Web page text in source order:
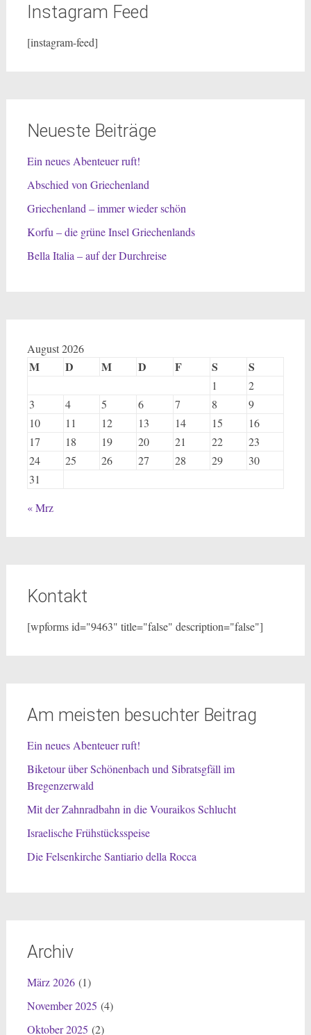
Instagram Feed
[instagram-feed]
Neueste Beiträge
Ein neues Abenteuer ruft!
Abschied von Griechenland
Griechenland – immer wieder schön
Korfu – die grüne Insel Griechenlands
Bella Italia – auf der Durchreise
August 2026
M D M D F S S
1
2
3
4 5 6 7 8
9
10
11 12 13 14 15
16
17
18 19 20 21 22
23
24
25 26 27 28 29
30
31
« Mrz
Kontakt
[wpforms id="9463" title="false" description="false"]
Am meisten besuchter Beitrag
Ein neues Abenteuer ruft!
Biketour über Schönenbach und Sibratsgfäll im
Bregenzerwald
Mit der Zahnradbahn in die Vouraikos Schlucht
Israelische Frühstücksspeise
Die Felsenkirche Santiario della Rocca
Archiv
März 2026(1)
November 2025 (4)
Oktober 2025 (2)